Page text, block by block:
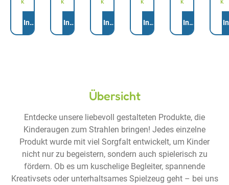
In den WarenkorbIn den WarenkorbIn den WarenkorbIn den Warenkorb
In den
Übersicht
Entdecke unsere liebevoll gestalteten Produkte, die
Kinderaugen zum Strahlen bringen! Jedes einzelne
Produkt wurde mit viel Sorgfalt entwickelt, um Kinder
nicht nur zu begeistern, sondern auch spielerisch zu
fördern. Ob es um kuschelige Begleiter, spannende
Kreativsets oder unterhaltsames Spielzeug geht – bei uns